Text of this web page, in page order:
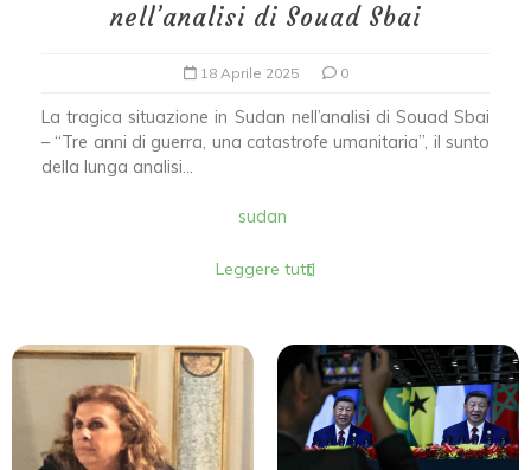
nell’analisi di Souad Sbai
18 Aprile 2025 0
La tragica situazione in Sudan nell’analisi di Souad Sbai
– “Tre anni di guerra, una catastrofe umanitaria”, il sunto
della lunga analisi...
sudan
Leggere tutti